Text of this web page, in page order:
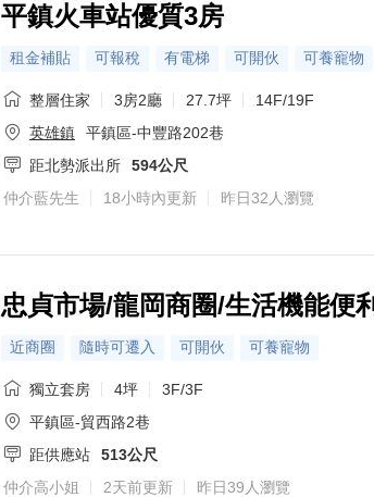
平鎮火車站優質3房
租金補貼 可報稅 有電梯 可開伙 可養寵物
整層住家 3房2廳 27.7坪
14F/19F
英雄鎮
平鎮區-中豐路202巷
距北勢派出所
594公尺
仲介藍先生
18小時內更新 昨日32人瀏覽
忠貞市場/龍岡商圈/生活機能便
近商圈 隨時可遷入 可開伙 可養寵物
獨立套房 4坪
3F/3F
平鎮區-貿西路2巷
距供應站
513公尺
仲介高小姐
2天前更新 昨日39人瀏覽